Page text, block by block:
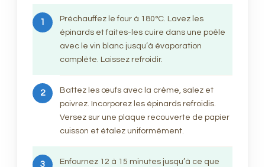
1
Préchauffez le four à 180°C. Lavez les
épinards et faites-les cuire dans une poêle
avec le vin blanc jusqu’à évaporation
complète. Laissez refroidir.
2
Battez les œufs avec la crème, salez et
poivrez. Incorporez les épinards refroidis.
Versez sur une plaque recouverte de papier
cuisson et étalez uniformément.
3
Enfournez 12 à 15 minutes jusqu’à ce que